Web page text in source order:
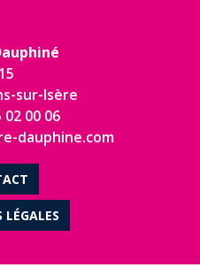
sur-Isère
02 00 06
dauphine.com